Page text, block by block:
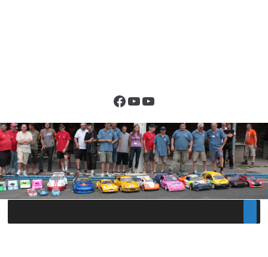
Facebook
YouTube
YouTube